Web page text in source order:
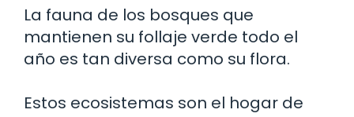
La fauna de los bosques que
mantienen su follaje verde todo el
año es tan diversa como su flora.
Estos ecosistemas son el hogar de